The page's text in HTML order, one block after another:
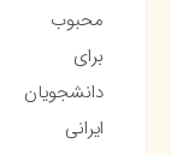
محبوب
برای
دانشجویان
ایرانی